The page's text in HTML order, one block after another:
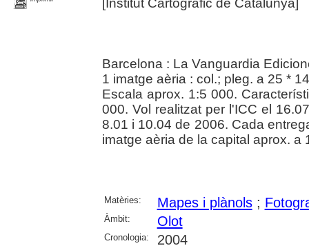
[Institut Cartogràfic de Catalunya]
Barcelona : La Vanguardia
1 imatge aèria : col.; pleg. a 25 *
Escala aprox. 1:5 000.
000. Vol realitzat per l'ICC el
8.01 i 10.04 de 2006. Cada
imatge aèria de la capital aprox. a
Matèries: Mapes i plànols;
Àmbit: Olot
Cronologia: 2004